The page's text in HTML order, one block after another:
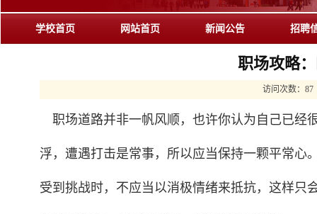
学校首页 网站首页 新闻公告 招聘
职场攻略
访问次数： 87
职场道路并非一帆风顺，也许你认为自己已经
浮，遭遇打击是常事，所以应当保持一颗平常心
受到挑战时，不应当以消极情绪来抵抗，这样只